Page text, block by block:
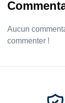
Aucun
commenter !